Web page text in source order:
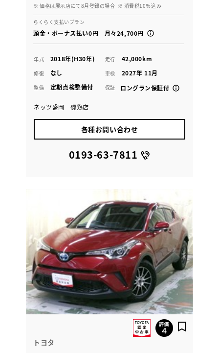
※ 価格は展示店にて8月登録の場合 ※ 消費税10％込み
らくらく支払いプラン
頭金・ボーナス払い0円 月々24,700円
年式 2018年(H30年) 走行 42,000km
修復 なし 車検 2027年 11月
整備 定期点検整備付 保証 ロングラン保証付
ネッツ盛岡 磯鶏店
各種お問い合わせ
0193-63-7811
トヨタ